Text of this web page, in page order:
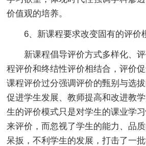
价值观的培养。
6、新课程要求改变固有的评价
新课程倡导评价方式多样化、评
程评价和终结性评价相结合，评价
课程评价过分强调评价的甄别与选
促进学生发展、教师提高和改进教
生的评价模式只是对学生的课业学
来评价，而忽视了学生的能力、品
呆扳，不利学生的发展，打击了一